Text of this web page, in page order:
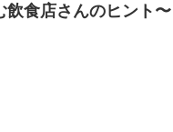
飲食店さんのヒント